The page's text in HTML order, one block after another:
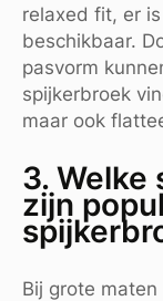
relaxed fit, er
beschikbaar.
pasvorm
spijkerbroek
maar ook
3. Welke
zijn
Bij grote